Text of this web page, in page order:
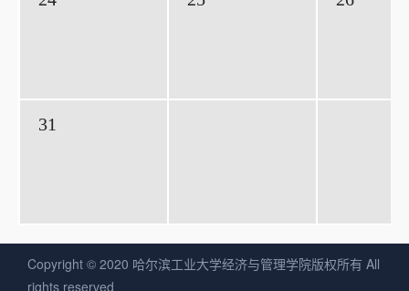
31
Copyright © 2020 哈尔滨工业大学经济与管理学院版权所有 All
rights reserved